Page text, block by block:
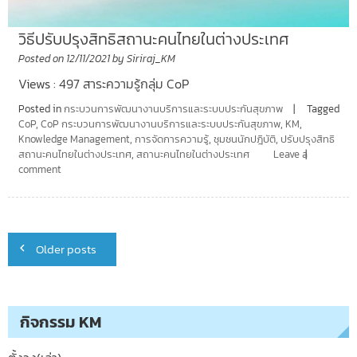
วิธีปรับปรุงสิทธิสถานะคนไทยในต่างประเทศ
Posted on 12/11/2021by Siriraj_KM
Views : 497 สาระความรู้กลุ่ม CoP
Posted inกระบวนการพัฒนางานบริการและระบบประกันสุขภาพ
Tagged
CoP, CoP กระบวนการพัฒนางานบริการและระบบประกันสุขภาพ, KM,
Knowledge Management, การจัดการความรู้, ชุมชนนักปฎิบัติ, ปรับปรุงสิทธิ
สถานะคนไทยในต่างประเทศ, สถานะคนไทยในต่างประเทศ
Leave a
comment
Posts
navigation
Older posts
กิจกรรม KM